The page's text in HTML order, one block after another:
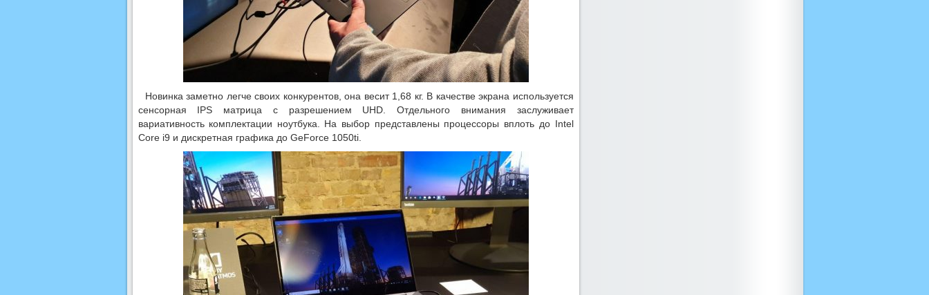
Новинка заметно легче своих конкурентов, она весит 1,68 кг. В качестве экрана используется
сенсорная IPS матрица с разрешением UHD. Отдельного внимания заслуживает
вариативность комплектации ноутбука. На выбор представлены процессоры вплоть до Intel
Core i9 и дискретная графика до GeForce 1050ti.